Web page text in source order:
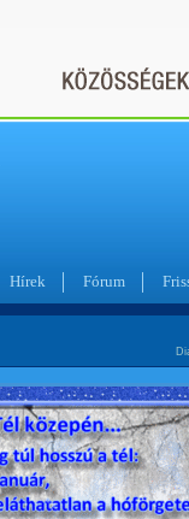
Hírek Fórum